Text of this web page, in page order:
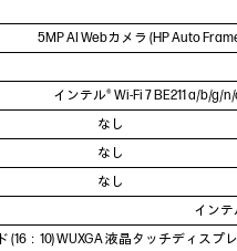
5MP AI Webカメラ (HP Auto
インテル® Wi-Fi 7 BE211 a/b/
なし
なし
なし
インテ
(16：10) WUXGA 液晶タッチディス